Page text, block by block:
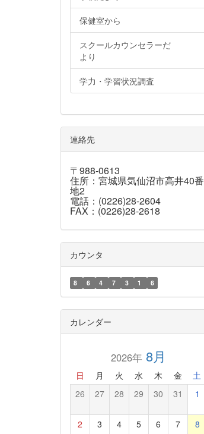
保健室から
スクールカウンセラーだ
より
学力・学習状況調査
連絡先
〒988-0613
住所：宮城県気仙沼市高井40番
地2
電話：(0226)28-2604
FAX：(0226)28-2618
カウンタ
8 6 4 7 3 1 6
カレンダー
2026年8月
日 月 火 水 木 金 土
26 27 28 29 30 31 1
2 3 4 5 6 7 8